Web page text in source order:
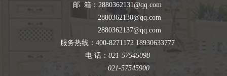
邮 箱：2880362131@qq.com
2880362130@qq.com
2880362137@qq.com
服务热线：400-8271172 18930633777
电 话： 021-57545098
021-57545900